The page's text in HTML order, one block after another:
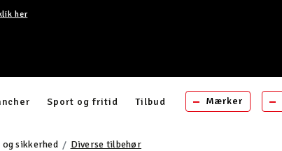
her
Sport og fritid Tilbud Mærker
sikkerhed Diverse tilbehør